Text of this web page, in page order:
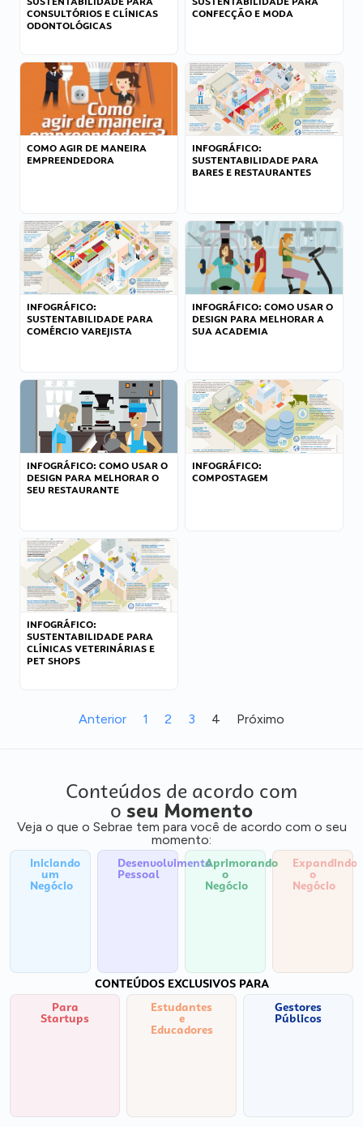
CONSULTÓRIOS E CLÍNICAS
ODONTOLÓGICAS
CONFECÇÃO E MODA
COMO AGIR DE MANEIRA
EMPREENDEDORA
INFOGRÁFICO:
SUSTENTABILIDADE PARA
BARES E RESTAURANTES
INFOGRÁFICO:
SUSTENTABILIDADE PARA
COMÉRCIO VAREJISTA
INFOGRÁFICO: COMO USAR O
DESIGN PARA MELHORAR A
SUA ACADEMIA
INFOGRÁFICO: COMO USAR O
DESIGN PARA MELHORAR O
SEU RESTAURANTE
INFOGRÁFICO:
COMPOSTAGEM
INFOGRÁFICO:
SUSTENTABILIDADE PARA
CLÍNICAS VETERINÁRIAS E
PET SHOPS
Anterior 1 2 3 4 Próximo
Conteúdos de acordo com
o seu Momento
Veja o que o Sebrae tem para você de acordo com o seu
momento:
Iniciando
um
Negócio
Desenvolvimento
Pessoal
Aprimorando
o
Negócio
Expandindo
o
Negócio
CONTEÚDOS EXCLUSIVOS PARA
Para
Startups
Estudantes
e
Educadores
Gestores
Públicos